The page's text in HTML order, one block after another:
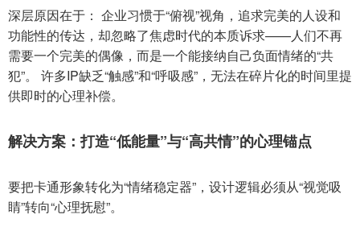
深层原因在于： 企业习惯于“俯视”视角，追求完美的人设和
功能性的传达，却忽略了焦虑时代的本质诉求——人们不再
需要一个完美的偶像，而是一个能接纳自己负面情绪的“共
犯”。 许多IP缺乏“触感”和“呼吸感”，无法在碎片化的时间里提
供即时的心理补偿。
解决方案：打造“低能量”与“高共情”的心理锚点
要把卡通形象转化为“情绪稳定器”，设计逻辑必须从“视觉吸
睛”转向“心理抚慰”。